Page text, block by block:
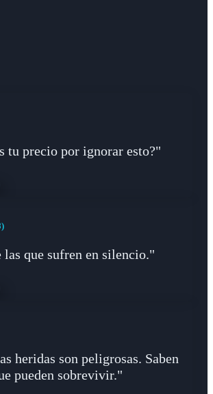
tu precio por ignorar esto?"
las que sufren en silencio."
heridas son peligrosas. Saben
pueden sobrevivir."